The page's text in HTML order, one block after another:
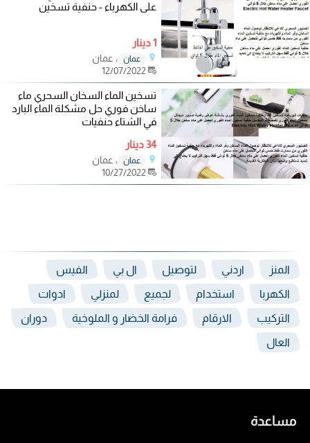
على الكهرباء - حنفية تسخين
1 دينار
عمان
، عمان
تسخين الماء السخان السحري ماء
ساخن فوري حل مشكلة الماء البارد
في الشتاء حنفيات
34 دينار
عمان
، عمان
المنز اردني لتوصيل ال بي الفيس
الكهربا استخدام لجميع لمنزلي ادوات
التركيب الارقام فرامة الخضار و الملوخية دوران
العال
مساعدة